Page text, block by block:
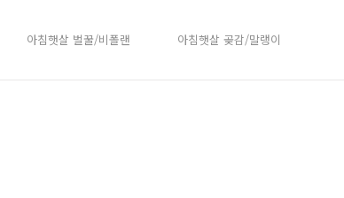
아침햇살 벌꿀/비폴랜 아침햇살 곶감/말랭이